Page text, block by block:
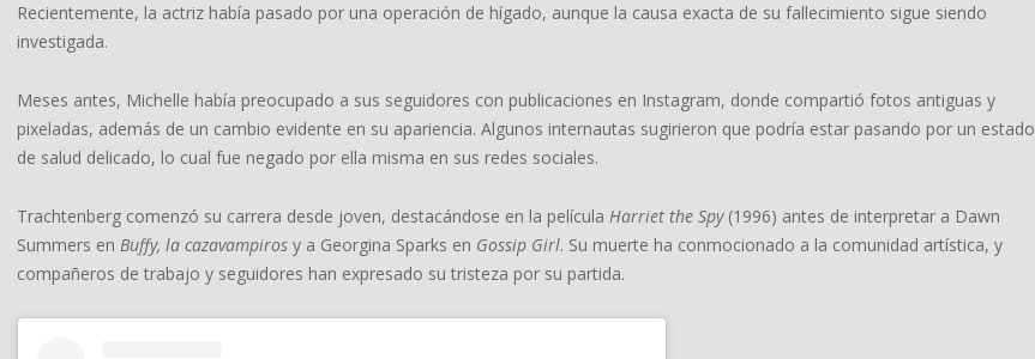
Recientemente, la actriz había pasado por una operación de hígado, aunque la causa exacta de su fallecimiento sigue siendo
investigada.
Meses antes, Michelle había preocupado a sus seguidores con publicaciones en Instagram, donde compartió fotos antiguas y
pixeladas, además de un cambio evidente en su apariencia. Algunos internautas sugirieron que podría estar pasando por un estado
de salud delicado, lo cual fue negado por ella misma en sus redes sociales.
Trachtenberg comenzó su carrera desde joven, destacándose en la película Harriet the Spy(1996) antes de interpretar a Dawn
Summers en Buffy, la cazavampiros y a Georgina Sparks en Gossip Girl. Su muerte ha conmocionado a la comunidad artística, y
compañeros de trabajo y seguidores han expresado su tristeza por su partida.